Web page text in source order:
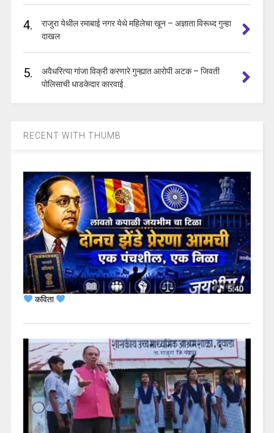
4.
राजुरा येथील रमाबाई नगर येथे महिलेचा खून – अज्ञाता विरूध्द गुन्हा
दाखल
5.
अवैधरित्या गांजा विक्री करणारे गुन्ह्यात आरोपी अटक – जिवती
पोलिसाची धाडकेदार कारवाई.
RECENT WITH THUMB
कविता